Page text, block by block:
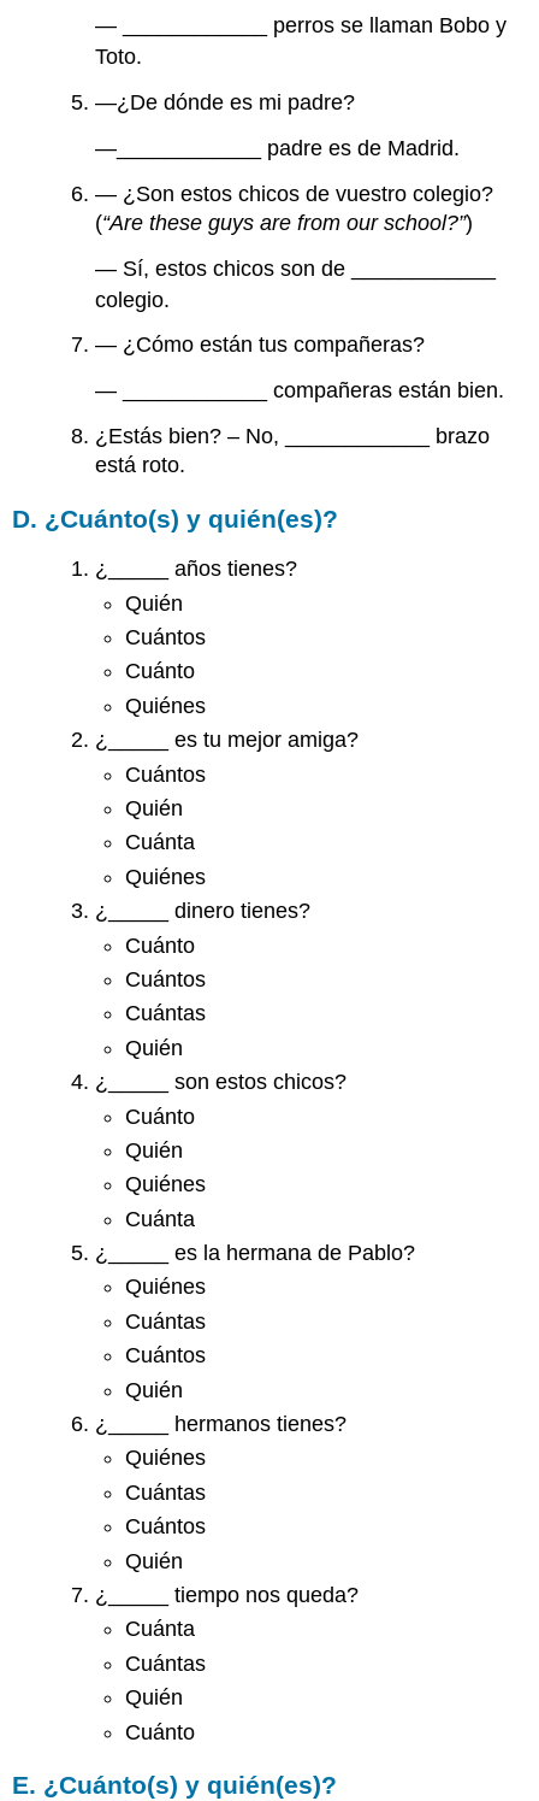
— ____________ perros se llaman Bobo y
Toto.
—¿De dónde es mi padre?
—____________ padre es de Madrid.
— ¿Son estos chicos de vuestro colegio?
(“Are these guys are from our school?”)
— Sí, estos chicos son de ____________
colegio.
— ¿Cómo están tus compañeras?
— ____________ compañeras están bien.
¿Estás bien? – No, ____________ brazo
está roto.
D. ¿Cuánto(s) y quién(es)?
¿_____ años tienes?
Quién
Cuántos
Cuánto
Quiénes
¿_____ es tu mejor amiga?
Cuántos
Quién
Cuánta
Quiénes
¿_____ dinero tienes?
Cuánto
Cuántos
Cuántas
Quién
¿_____ son estos chicos?
Cuánto
Quién
Quiénes
Cuánta
¿_____ es la hermana de Pablo?
Quiénes
Cuántas
Cuántos
Quién
¿_____ hermanos tienes?
Quiénes
Cuántas
Cuántos
Quién
¿_____ tiempo nos queda?
Cuánta
Cuántas
Quién
Cuánto
E. ¿Cuánto(s) y quién(es)?